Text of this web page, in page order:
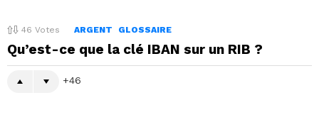
46 Votes ARGENT GLOSSAIRE
Qu’est-ce que la clé IBAN sur un RIB ?
46